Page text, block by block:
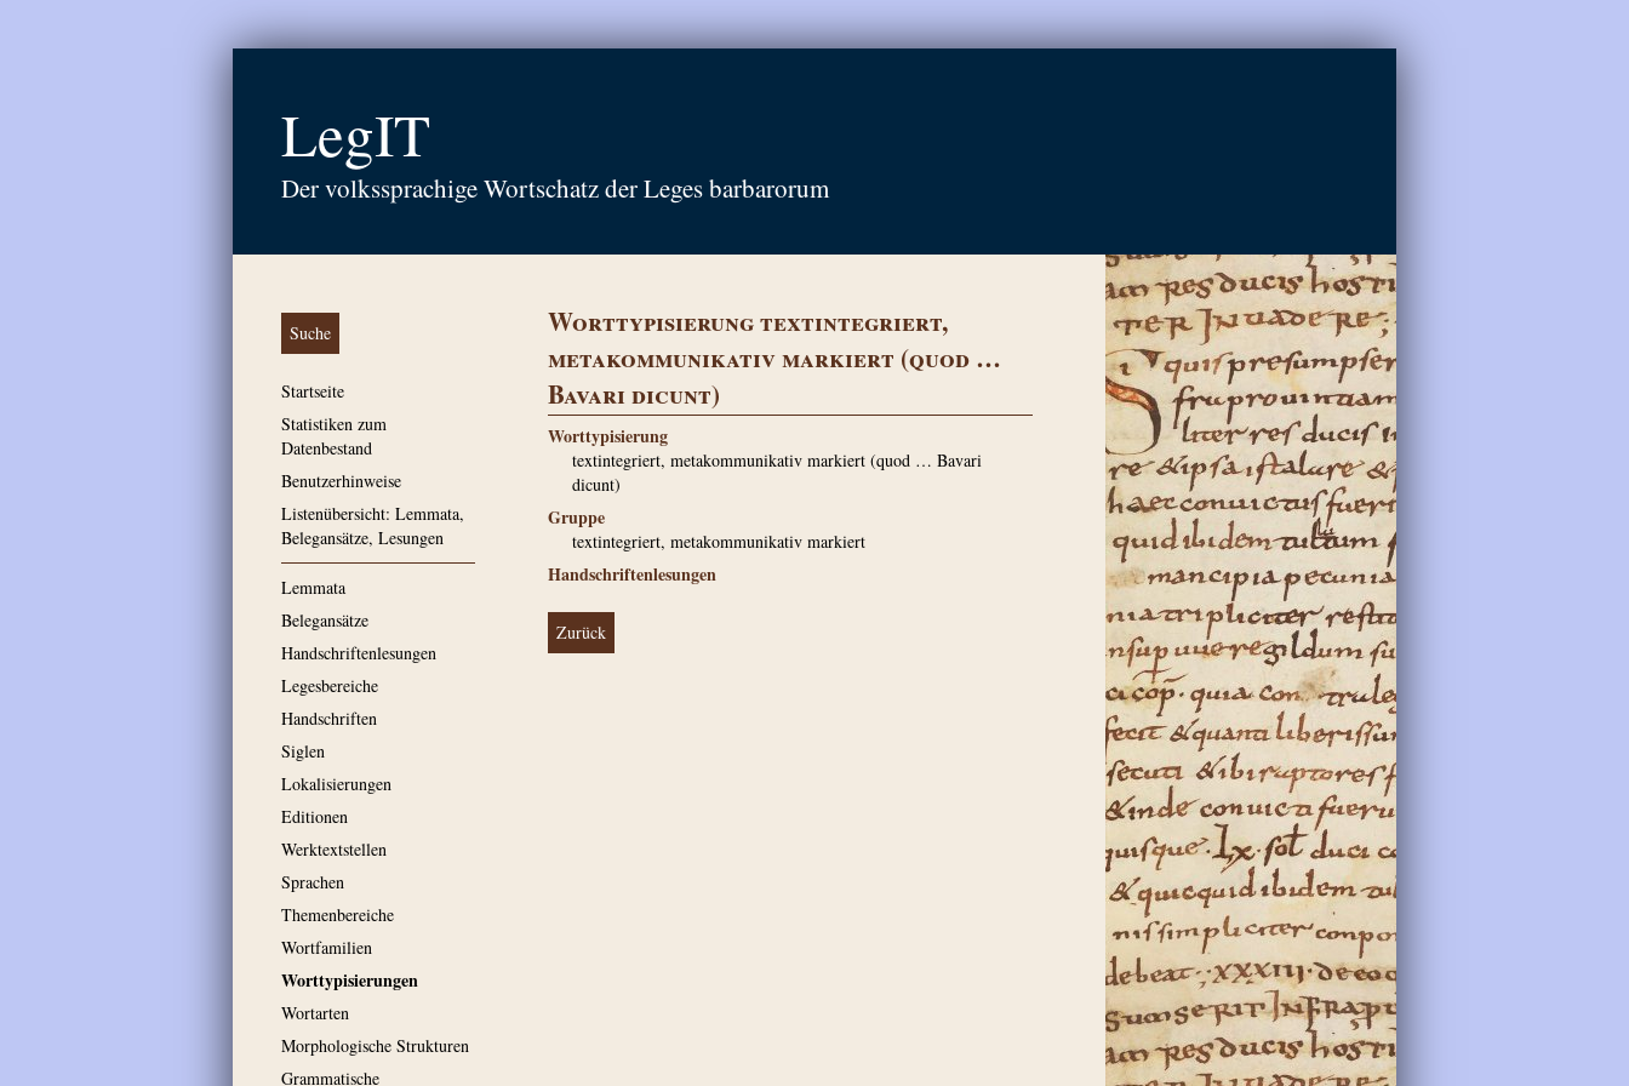
LegIT
Der volkssprachige Wortschatz der Leges barbarorum
Suche
Startseite
Statistiken zum
Datenbestand
Benutzerhinweise
Listenübersicht: Lemmata,
Belegansätze, Lesungen
Lemmata
Belegansätze
Handschriftenlesungen
Legesbereiche
Handschriften
Siglen
Lokalisierungen
Editionen
Werktextstellen
Sprachen
Themenbereiche
Wortfamilien
Worttypisierungen
Wortarten
Morphologische Strukturen
Grammatische
Worttypisierung textintegriert,
metakommunikativ markiert (quod …
Bavari dicunt)
Worttypisierung
textintegriert, metakommunikativ markiert (quod … Bavari
dicunt)
Gruppe
textintegriert, metakommunikativ markiert
Handschriftenlesungen
Zurück